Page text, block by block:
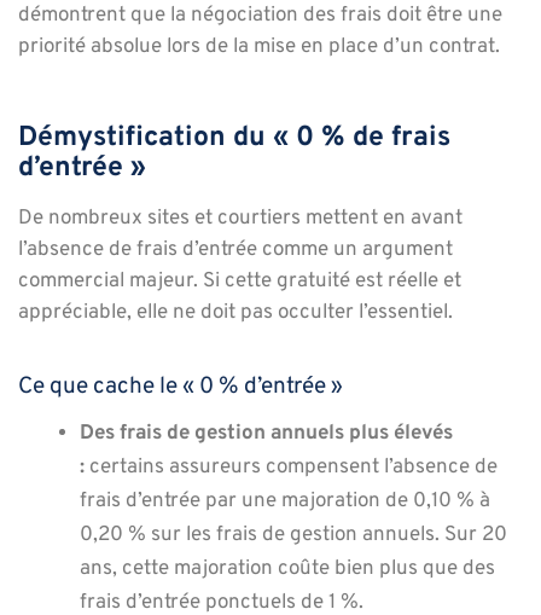
démontrent que la négociation des frais doit être une
priorité absolue lors de la mise en place d’un contrat.
Démystification du « 0 % de frais
d’entrée »
De nombreux sites et courtiers mettent en avant
l’absence de frais d’entrée comme un argument
commercial majeur. Si cette gratuité est réelle et
appréciable, elle ne doit pas occulter l’essentiel.
Ce que cache le « 0 % d’entrée »
Des frais de gestion annuels plus élevés
: certains assureurs compensent l’absence de
frais d’entrée par une majoration de 0,10 % à
0,20 % sur les frais de gestion annuels. Sur 20
ans, cette majoration coûte bien plus que des
frais d’entrée ponctuels de 1 %.